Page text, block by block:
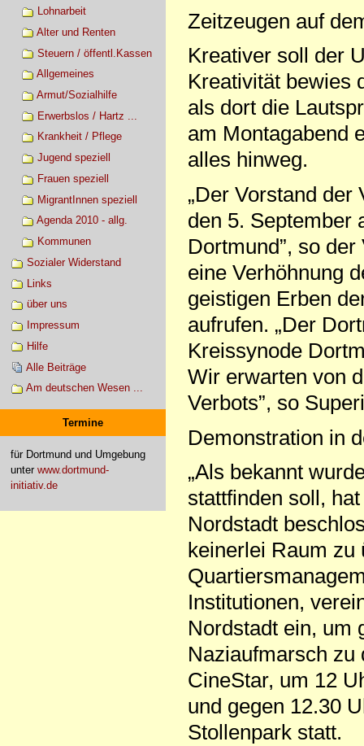
Lohnarbeit
Alter und Renten
Steuern / öffentl.Kassen
Allgemeines
Armut/Sozialhilfe
Erwerbslos / Hartz ...
Krankheit / Pflege
Jugend speziell
Frauen speziell
MigrantInnen speziell
Agenda 2010 - allg.
Kommunen
Sozialer Widerstand
Links
über uns
Impressum
Hilfe
Alle Beiträge
Am deutschen Wesen ...
Termine
für Dortmund und Umgebung
unter www.dortmund-
initiativ.de
Zeitzeugen auf
Kreativer soll der
Kreativität bewies
als dort die
am Montagabend
alles hinweg.
„Der Vorstand
den 5. September
Dortmund”, so
eine Verhöhnung
geistigen Erben
aufrufen. „Der
Kreissynode
Wir erwarten von
Verbots”, so
Demonstration in
„Als bekannt
stattfinden soll,
Nordstadt
keinerlei Raum zu
Institutionen,
Nordstadt ein, um
Naziaufmarsch zu
CineStar, um 12
und gegen 12.30
Stollenpark statt.